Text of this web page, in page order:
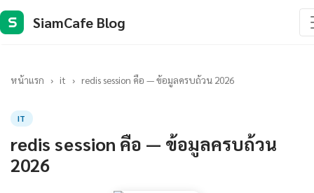
S SiamCafe Blog
หน้าแรก › it › redis session คือ — ข้อมูลครบถ้วน 2026
IT
redis session คือ — ข้อมูลครบถ้วน
2026